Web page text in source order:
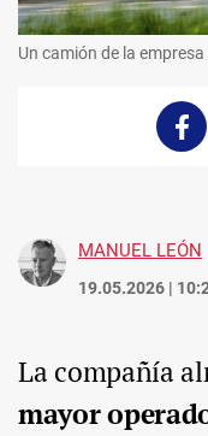
Un camión de la
MANUEL LEÓN
19.05.2026 |
La compañía
mayor